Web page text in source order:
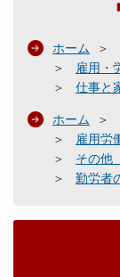
ホーム
雇用・
仕事と
ホーム
雇用労
その他
勤労者